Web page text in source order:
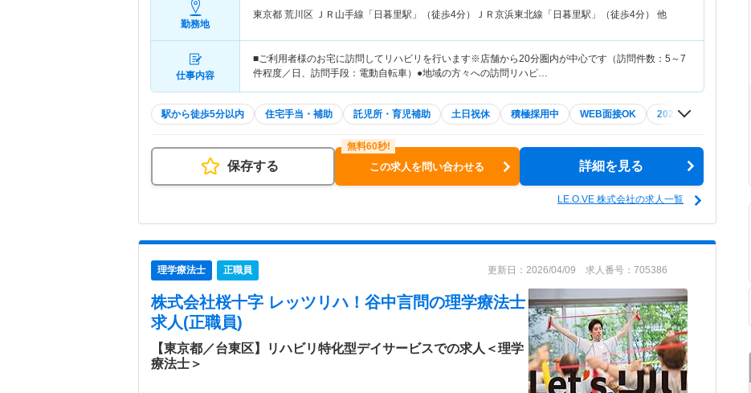
勤務地
東京都 荒川区 ＪＲ山手線「日暮里駅」（徒歩4分）ＪＲ京浜東北線「日暮里駅」（徒歩4分） 他
仕事内容
■ご利用者様のお宅に訪問してリハビリを行います※店舗から20分圏内が中心です（訪問件数：5～7
件程度／日、訪問手段：電動自転車）●地域の方々への訪問リハビ…
駅から徒歩5分以内 住宅手当・補助 託児所・育児補助 土日祝休 積極採用中 WEB面接OK 2027年4月入職可
保存する この求人を問い合わせる 詳細を見る
LE.O.VE 株式会社の求人一覧
理学療法士 正職員 更新日：2026/04/09 求人番号：705386
株式会社桜十字 レッツリハ！谷中言問の理学療法士
求人(正職員)
【東京都／台東区】リハビリ特化型デイサービスでの求人＜理学
療法士＞